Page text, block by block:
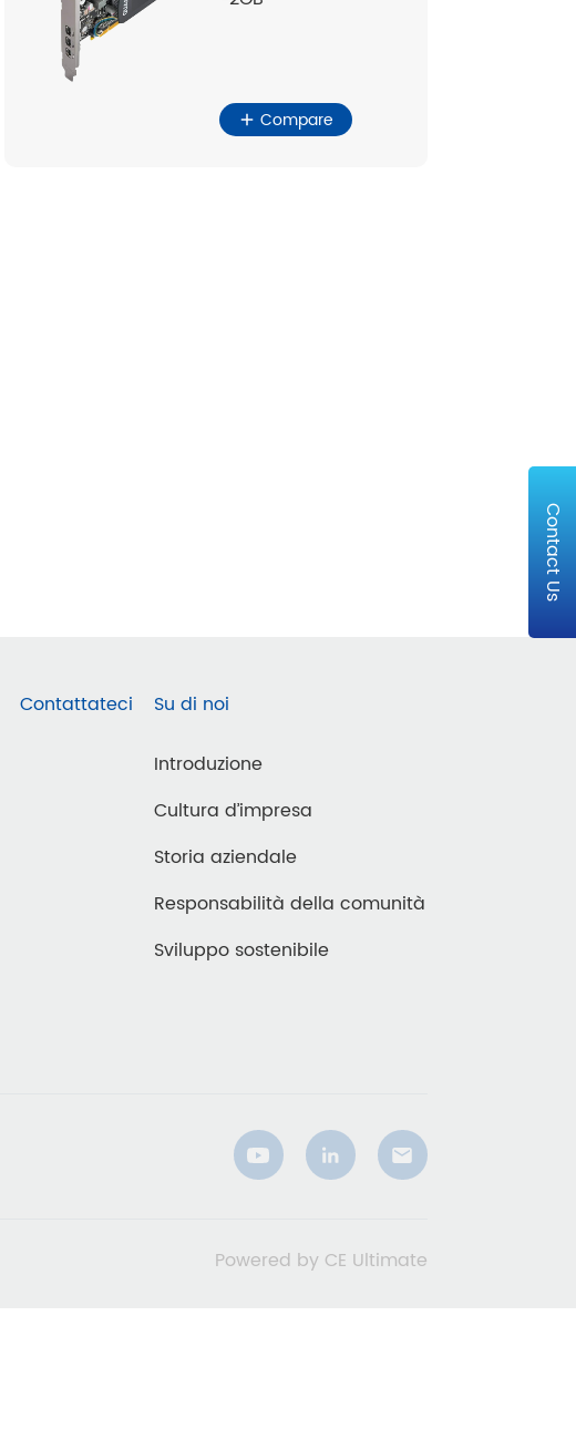
Compare
Contact Us
Contattateci Su di noi
Introduzione
Cultura d’impresa
Storia aziendale
Responsabilità della comunità
Sviluppo sostenibile
Powered by CE Ultimate